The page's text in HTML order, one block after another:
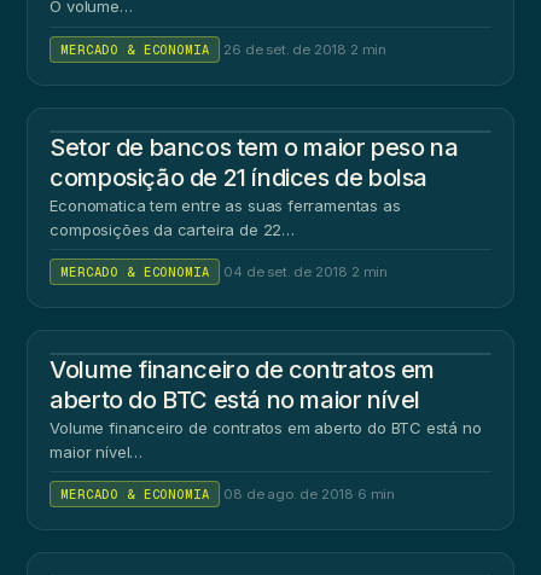
O volume…
MERCADO & ECONOMIA 26 de set. de 2018 2 min
Setor de bancos tem o maior peso na
composição de 21 índices de bolsa
Economatica tem entre as suas ferramentas as
composições da carteira de 22…
MERCADO & ECONOMIA 04 de set. de 2018 2 min
Volume financeiro de contratos em
aberto do BTC está no maior nível
Volume financeiro de contratos em aberto do BTC está no
maior nível…
MERCADO & ECONOMIA 08 de ago. de 2018 6 min